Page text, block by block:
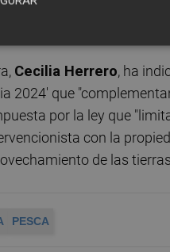
por vía
de firma
Cecilia Herrero, ha
2024' que
por la ley que
con la
de las
PESCA